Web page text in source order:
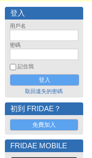
登入
用戶名
密碼
記住我
取回遺失的密碼
初到 FRIDAE？
免費加入
FRIDAE MOBILE